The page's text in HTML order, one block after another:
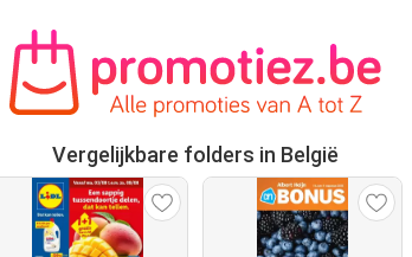
Vergelijkbare folders in België